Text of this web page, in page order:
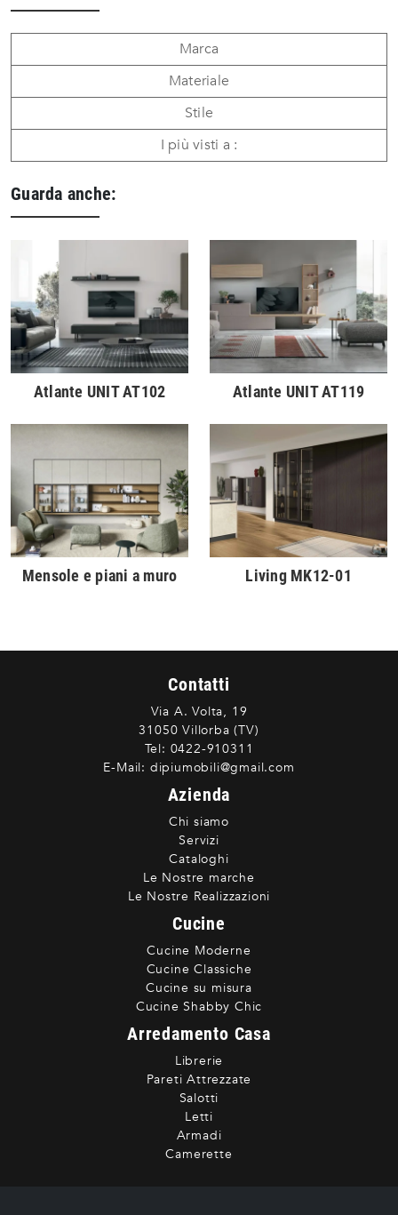
Marca
Materiale
Stile
I più visti a :
Guarda anche:
Atlante UNIT AT102 Atlante UNIT AT119
Mensole e piani a muro Living MK12-01
Contatti
Via A. Volta, 19
31050 Villorba (TV)
Tel: 0422-910311
E-Mail: dipiumobili@gmail.com
Azienda
Chi siamo
Servizi
Cataloghi
Le Nostre marche
Le Nostre Realizzazioni
Cucine
Cucine Moderne
Cucine Classiche
Cucine su misura
Cucine Shabby Chic
Arredamento Casa
Librerie
Pareti Attrezzate
Salotti
Letti
Armadi
Camerette